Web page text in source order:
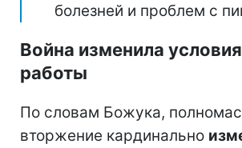
болезней и проблем с
Война изменила
работы
По словам Божука,
вторжение кардинально